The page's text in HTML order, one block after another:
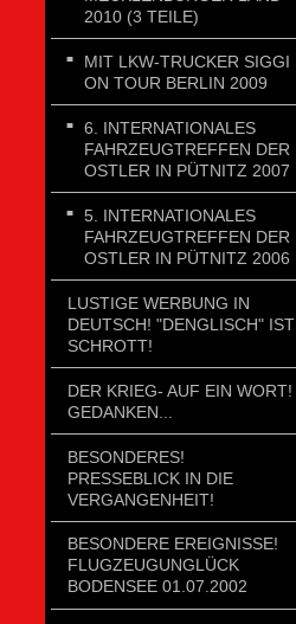
2010 (3 TEILE)
MIT LKW-TRUCKER SIGGI
ON TOUR BERLIN 2009
6. INTERNATIONALES
FAHRZEUGTREFFEN DER
OSTLER IN PÜTNITZ 2007
5. INTERNATIONALES
FAHRZEUGTREFFEN DER
OSTLER IN PÜTNITZ 2006
LUSTIGE WERBUNG IN
DEUTSCH! "DENGLISCH" IST
SCHROTT!
DER KRIEG- AUF EIN WORT!
GEDANKEN...
BESONDERES!
PRESSEBLICK IN DIE
VERGANGENHEIT!
BESONDERE EREIGNISSE!
FLUGZEUGUNGLÜCK
BODENSEE 01.07.2002